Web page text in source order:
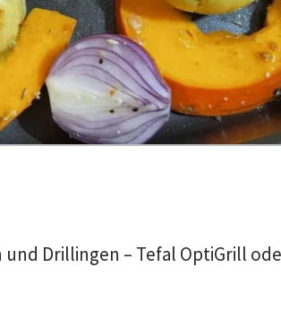
Drillingen – Tefal OptiGrill